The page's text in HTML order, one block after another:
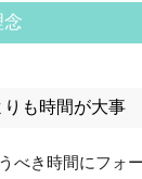
念
りも時間が大事
べき時間にフォ